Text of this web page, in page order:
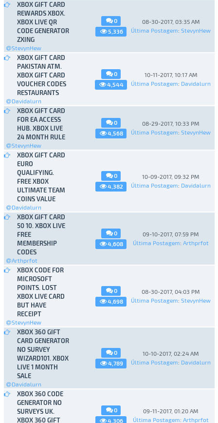
XBOX GIFT CARD
REWARDS XBOX.
XBOX LIVE QR
CODE GENERATOR
ZXING
StevynHew
0
5,336
08-30-2017, 03:35 AM
Última Postagem: StevynHew
XBOX GIFT CARD
PAKISTAN ATM.
XBOX GIFT CARD
VOUCHER CODES
RESTAURANTS
Davidalurn
0
4,544
10-11-2017, 10:17 AM
Última Postagem: Davidalurn
XBOX GIFT CARD
FOR EA ACCESS
HUB. XBOX LIVE
24 MONTH RULE
StevynHew
0
4,568
08-29-2017, 10:33 PM
Última Postagem: StevynHew
XBOX GIFT CARD
EURO
QUALIFYING.
FREE XBOX
ULTIMATE TEAM
COINS VALUE
Davidalurn
0
4,382
10-09-2017, 09:32 PM
Última Postagem: Davidalurn
XBOX GIFT CARD
50 10. XBOX LIVE
FREE
MEMBERSHIP
CODES
Arthprfot
0
4,608
09-10-2017, 07:59 PM
Última Postagem: Arthprfot
XBOX CODE FOR
MICROSOFT
POINTS. LOST
XBOX LIVE CARD
BUT HAVE
RECEIPT
StevynHew
0
4,698
08-30-2017, 04:03 PM
Última Postagem: StevynHew
XBOX 360 GIFT
CARD GENERATOR
NO SURVEY
WIZARD101. XBOX
LIVE 1 MONTH
SALE
Davidalurn
0
4,789
10-10-2017, 02:24 AM
Última Postagem: Davidalurn
XBOX 360 CODE
GENERATOR NO
SURVEYS UK.
XBOX 360 GIFT
0
4,306
09-11-2017, 01:20 AM
Última Postagem: Arthprfot